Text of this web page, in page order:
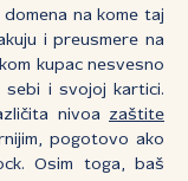
na kome taj
i preusmere na
kupac nesvesno
i svojoj kartici.
nivoa zaštite
pogotovo ako
Osim toga, baš